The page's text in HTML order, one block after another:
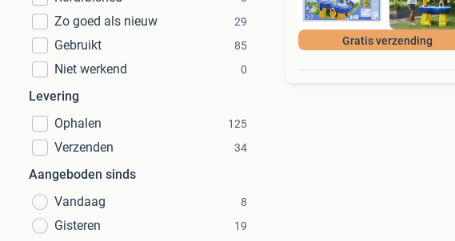
Zo goed als nieuw 29
Gebruikt 85
Niet werkend 0
Levering
Ophalen
125
Verzenden 34
Aangeboden sinds
Vandaag
8
Gisteren 19
Gratis verzending